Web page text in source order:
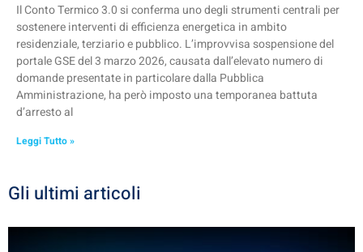
Il Conto Termico 3.0 si conferma uno degli strumenti centrali per
sostenere interventi di efficienza energetica in ambito
residenziale, terziario e pubblico. L’improvvisa sospensione del
portale GSE del 3 marzo 2026, causata dall’elevato numero di
domande presentate in particolare dalla Pubblica
Amministrazione, ha però imposto una temporanea battuta
d’arresto al
Leggi Tutto »
Gli ultimi articoli